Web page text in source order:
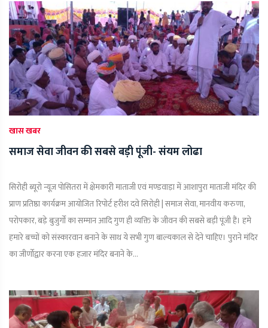
खास खबर
समाज सेवा जीवन की सबसे बड़ी पूंजी- संयम लोढा
सिरोही ब्यूरो न्यूज़ पोसितरा में क्षेमकारी माताजी एवं मण्डवाड़ा में आशापुरा माताजी मंंदिर की
प्राण प्रतिष्ठा कार्यक्रम आयोजित रिपोर्ट हरीश दवे सिरोही | समाज सेवा, मानवीय करुणा,
परोपकार, बड़े बुजुर्गों का सम्मान आदि गुण ही व्यक्ति के जीवन की सबसे बड़ी पूंजी हैं। हमे
हमारे बच्चों को संस्कारवान बनाने के साथ ये सभी गुण बाल्यकाल से देने चाहिए। पुराने मंदिर
का जीर्णोद्वार करना एक हजार मंदिर बनाने के...